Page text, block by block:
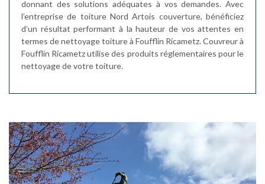
donnant des solutions adéquates à vos demandes. Avec
l’entreprise de toiture Nord Artois couverture, bénéficiez
d’un résultat performant à la hauteur de vos attentes en
termes de nettoyage toiture à Foufflin Ricametz. Couvreur à
Foufflin Ricametz utilise des produits réglementaires pour le
nettoyage de votre toiture.